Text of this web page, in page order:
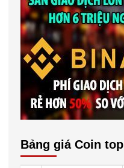
Bảng giá Coin top